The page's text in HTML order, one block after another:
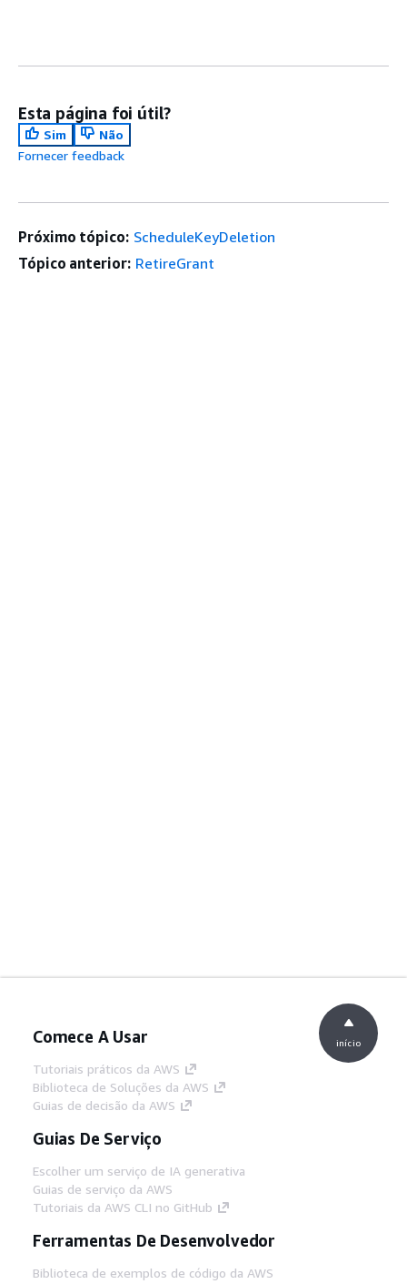
Esta página foi útil?
Sim
Não
Fornecer feedback
Próximo tópico: ScheduleKeyDeletion
Tópico anterior: RetireGrant
Comece A Usar
Tutoriais práticos da AWS
Biblioteca de Soluções da AWS
Guias de decisão da AWS
Guias De Serviço
Escolher um serviço de IA generativa
Guias de serviço da AWS
Tutoriais da AWS CLI no GitHub
Ferramentas De Desenvolvedor
Biblioteca de exemplos de código da AWS
início